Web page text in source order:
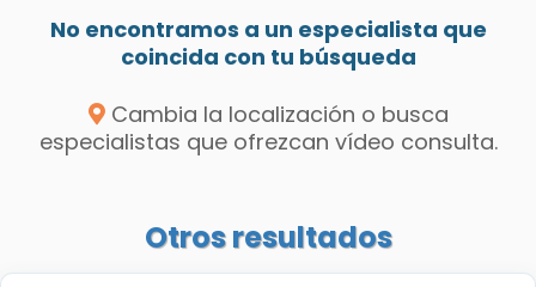
No encontramos a un especialista que
coincida con tu búsqueda
Cambia la localización o busca
especialistas que ofrezcan vídeo consulta.
Otros resultados